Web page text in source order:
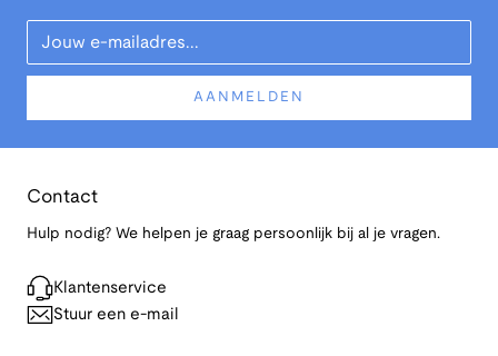
Your Email
AANMELDEN
Contact
Hulp nodig? We helpen je graag persoonlijk bij al je vragen.
Klantenservice
Stuur een e-mail